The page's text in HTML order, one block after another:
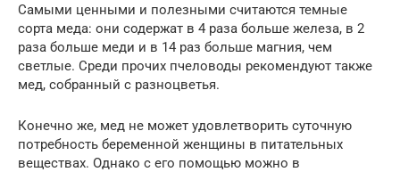
Самыми ценными и полезными считаются темные
сорта меда: они содержат в 4 раза больше железа, в 2
раза больше меди и в 14 раз больше магния, чем
светлые. Среди прочих пчеловоды рекомендуют также
мед, собранный с разноцветья.
Конечно же, мед не может удовлетворить суточную
потребность беременной женщины в питательных
веществах. Однако с его помощью можно в